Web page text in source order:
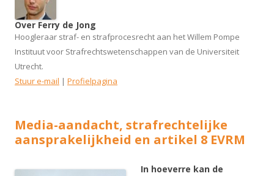
Over Ferry de Jong
Hoogleraar straf- en strafprocesrecht aan het Willem Pompe
Instituut voor Strafrechtswetenschappen van de Universiteit
Utrecht.
Stuur e-mail | Profielpagina
Media-aandacht, strafrechtelijke
aansprakelijkheid en artikel 8 EVRM
In hoeverre kan de